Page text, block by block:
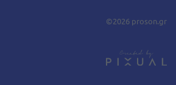
A Σχετικά
©2026 proson.gr